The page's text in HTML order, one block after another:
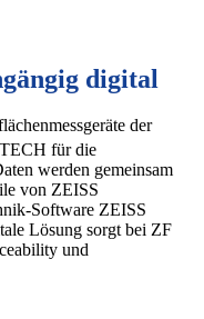
digital
der
für die
werden gemeinsam
von ZEISS
Software ZEISS
Lösung sorgt bei ZF
und